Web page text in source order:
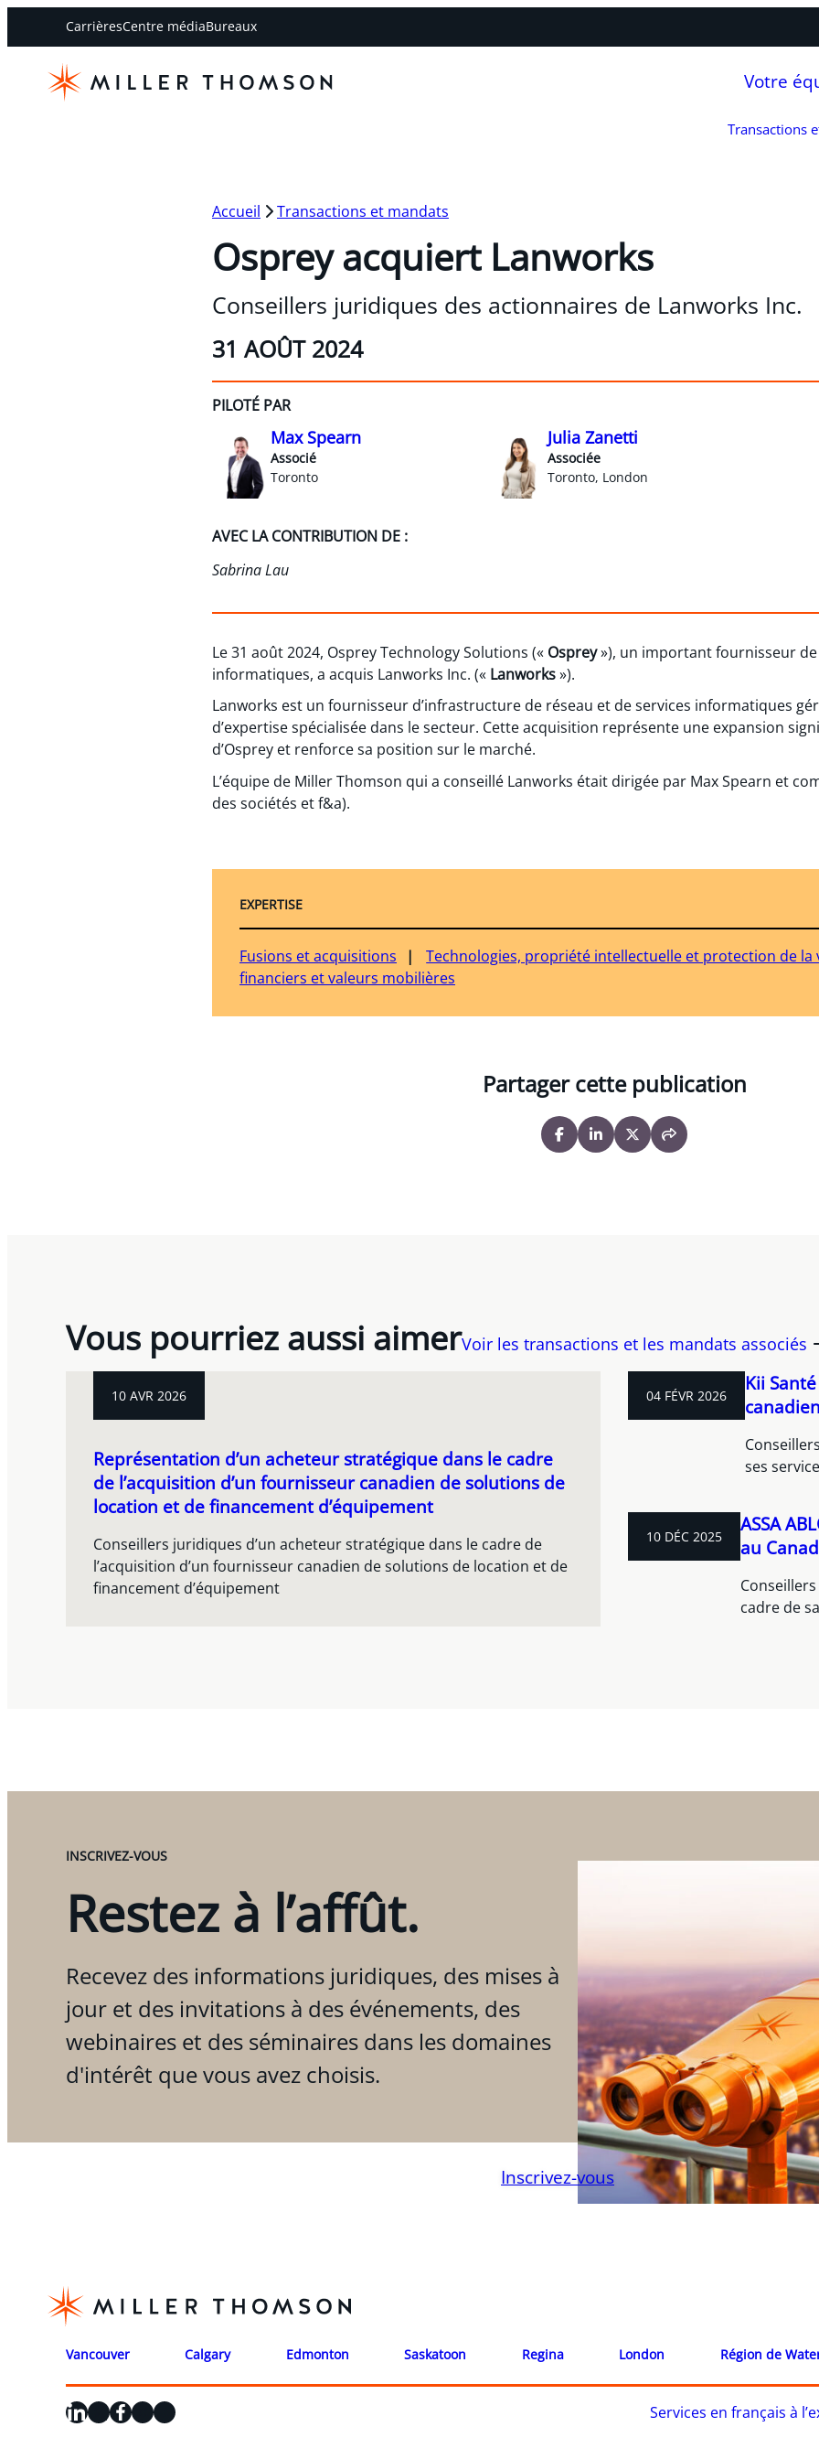
CarrièresCentre médiaBureaux
Votre
Transactions
Accueil Transactions et mandats
Osprey acquiert Lanworks
Conseillers juridiques des actionnaires de Lanworks Inc.
31 AOÛT 2024
PILOTÉ PAR
Max Spearn
Associé
Toronto
Julia Zanetti
Associée
Toronto, London
AVEC LA CONTRIBUTION DE :
Sabrina Lau
Le 31 août 2024, Osprey Technology Solutions (« Osprey»), un important fournisseur
informatiques, a acquis Lanworks Inc. (« Lanworks»).
Lanworks est un fournisseur d’infrastructure de réseau et de services informatiques
d’expertise spécialisée dans le secteur. Cette acquisition représente une expansion
d’Osprey et renforce sa position sur le marché.
L’équipe de Miller Thomson qui a conseillé Lanworks était dirigée par Max Spearn et
des sociétés et f&a).
EXPERTISE
Fusions et acquisitions Technologies, propriété intellectuelle et protection de la
financiers et valeurs mobilières
Partager cette publication
Vous pourriez aussi aimerVoir les transactions et les mandats associés
10 AVR 2026
Représentation d’un acheteur stratégique dans le cadre
de l’acquisition d’un fournisseur canadien de solutions de
location et de financement d’équipement
Conseillers juridiques d’un acheteur stratégique dans le cadre de
l’acquisition d’un fournisseur canadien de solutions de location et de
financement d’équipement
04 FÉVR 2026
Kii
ses
10 DÉC 2025
ASSA
au
cadre de
INSCRIVEZ-VOUS
Restez à l’affût.
Recevez des informations juridiques, des mises à
jour et des invitations à des événements, des
webinaires et des séminaires dans les domaines
d'intérêt que vous avez choisis.
Inscrivez-vous
Vancouver Calgary Edmonton Saskatoon Regina London Région de
LinkedIn
X Facebook
Instagram
YouTube Services en français à